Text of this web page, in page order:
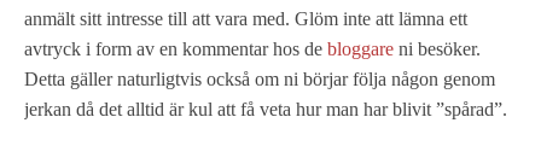
anmält sitt intresse till att vara med. Glöm inte att lämna ett
avtryck i form av en kommentar hos de bloggare ni besöker.
Detta gäller naturligtvis också om ni börjar följa någon genom
jerkan då det alltid är kul att få veta hur man har blivit ”spårad”.